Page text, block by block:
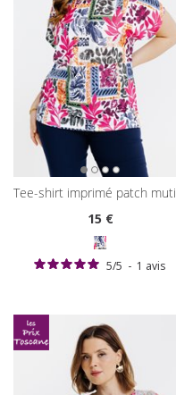
tee-shirt imprimé patch muticolore
15€
5/5 - 1 avis